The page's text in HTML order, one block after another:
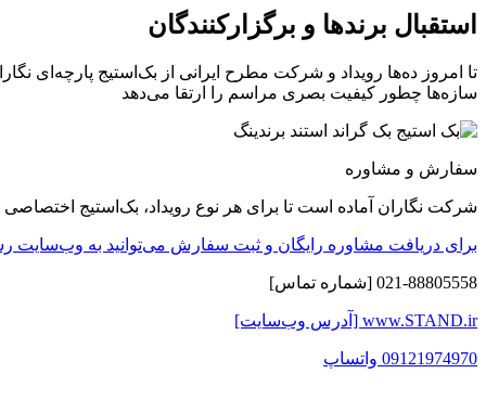
استقبال برندها و برگزارکنندگان
تا امروز ده‌ها رویداد و شرکت مطرح ایرانی از بک‌استیج پارچه‌ای
سازه‌ها چطور کیفیت بصری مراسم را ارتقا می‌دهد
سفارش و مشاوره
شرکت نگاران آماده است تا برای هر نوع رویداد، بک‌استیج
برای دریافت مشاوره رایگان و ثبت سفارش می‌توانید به وب‌سایت
021-88805558 [شماره تماس]
www.STAND.ir [آدرس وب‌سایت]
09121974970 واتساپ